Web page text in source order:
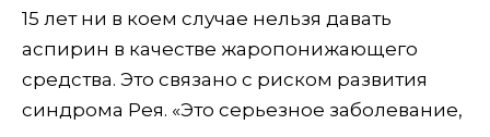
15 лет ни в коем случае нельзя давать
аспирин в качестве жаропонижающего
средства. Это связано с риском развития
синдрома Рея. «Это серьезное заболевание,